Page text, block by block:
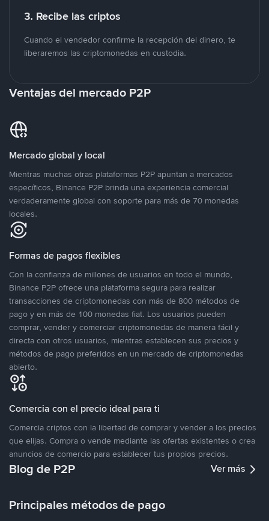
3. Recibe las criptos
Cuando el vendedor confirme la recepción del dinero, te
liberaremos las criptomonedas en custodia.
Ventajas del mercado P2P
Mercado global y local
Mientras muchas otras plataformas P2P apuntan a mercados
específicos, Binance P2P brinda una experiencia comercial
verdaderamente global con soporte para más de 70 monedas
locales.
Formas de pagos flexibles
Con la confianza de millones de usuarios en todo el mundo,
Binance P2P ofrece una plataforma segura para realizar
transacciones de criptomonedas con más de 800 métodos de
pago y en más de 100 monedas fiat. Los usuarios pueden
comprar, vender y comerciar criptomonedas de manera fácil y
directa con otros usuarios, mientras establecen sus precios y
métodos de pago preferidos en un mercado de criptomonedas
abierto.
Comercia con el precio ideal para ti
Comercia criptos con la libertad de comprar y vender a los precios
que elijas. Compra o vende mediante las ofertas existentes o crea
anuncios de comercio para establecer tus propios precios.
Blog de P2P Ver más
Principales métodos de pago